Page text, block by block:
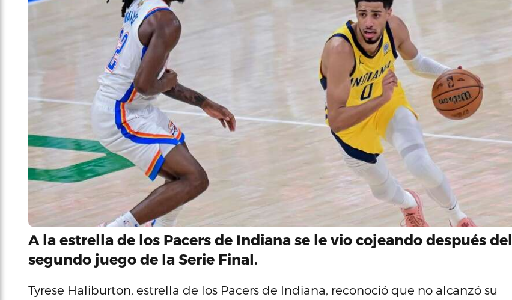
A la estrella de los Pacers de Indiana se le vio cojeando después del
segundo juego de la Serie Final.
Tyrese Haliburton, estrella de los Pacers de Indiana, reconoció que no alcanzó su